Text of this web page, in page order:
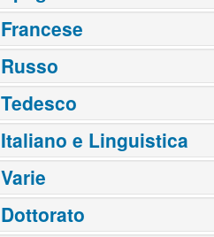
Francese
Russo
Tedesco
Italiano e Linguistica
Varie
Dottorato